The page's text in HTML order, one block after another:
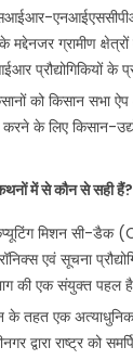
मद्देनजर ग्रामीण
प्रौद्योगिकियों के
को किसान सभा
करने के लिए किसान-
में से कौन से सही
मिशन सी-
एवं सूचना
की एक संयुक्त पहल
के तहत एक
द्वारा राष्ट्र को